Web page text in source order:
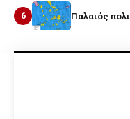
6 Παλαιός